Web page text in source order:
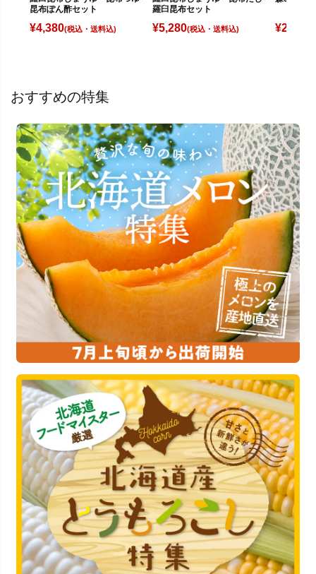
昆布ぽん酢セット
¥4,380(税込)
羅臼昆布セット
¥5,280(税込) ¥2,750
おすすめの特集